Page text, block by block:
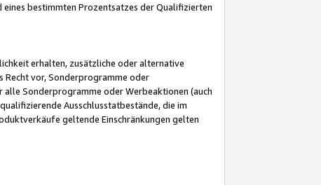
bestimmten Prozentsatzes der Qualifizierten
erhalten, zusätzliche oder alternative
Recht vor, Sonderprogramme oder
Sonderprogramme oder Werbeaktionen (auch
Ausschlusstatbestände, die im
geltende Einschränkungen gelten